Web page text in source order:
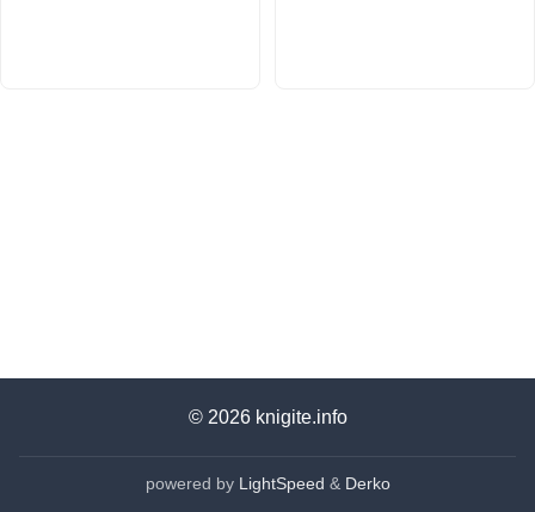
© 2026 knigite.info
powered by LightSpeed & Derko